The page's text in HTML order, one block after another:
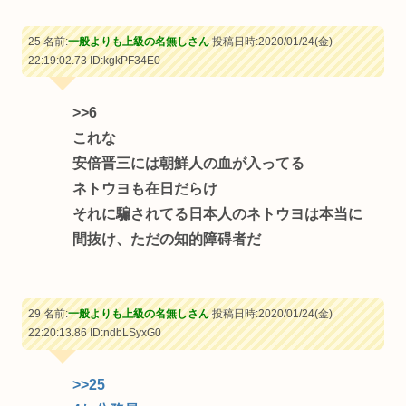
25 名前:一般よりも上級の名無しさん投稿日時:2020/01/24(金)
22:19:02.73ID:kgkPF34E0
>>6
これな
安倍晋三には朝鮮人の血が入ってる
ネトウヨも在日だらけ
それに騙されてる日本人のネトウヨは本当に
間抜け、ただの知的障碍者だ
29 名前:一般よりも上級の名無しさん投稿日時:2020/01/24(金)
22:20:13.86ID:ndbLSyxG0
>>25